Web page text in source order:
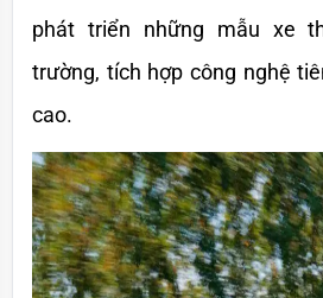
phát triển những mẫu xe
trường, tích hợp công nghệ
cao.